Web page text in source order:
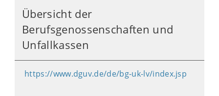
Übersicht der
Berufsgenossenschaften und
Unfallkassen
https://www.dguv.de/de/bg-uk-lv/index.jsp